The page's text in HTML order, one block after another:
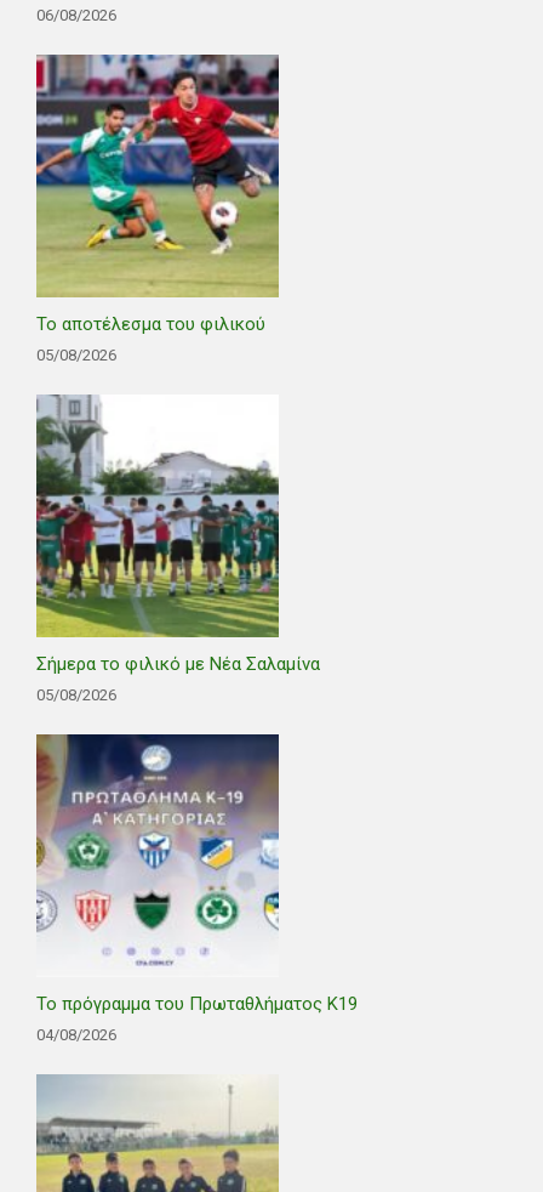
06/08/2026
Το αποτέλεσμα του φιλικού
05/08/2026
Σήμερα το φιλικό με Νέα Σαλαμίνα
05/08/2026
Το πρόγραμμα του Πρωταθλήματος Κ19
04/08/2026